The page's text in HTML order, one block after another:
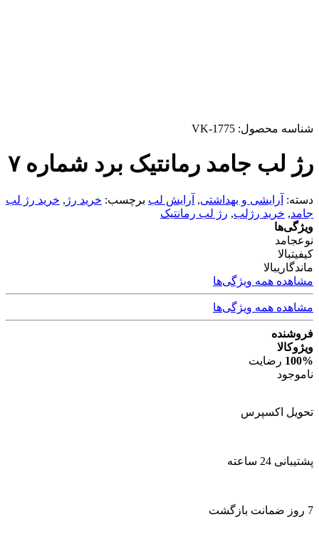
شناسه محصول: VK-1775
رژ لب جامد رمانتیک برد شماره ۷
دسته: آرایشی و بهداشتی, آرایش لب برچسب: خرید رژ , خرید رژ لب
جامد, خرید رژلب, رژ لب رمانتیک
ویژگی‌ها
نوعجامد
کیفیتبالا
ماندگاریبالا
مشاهده همه ویژگی‌ها
مشاهده همه ویژگی‌ها
فروشنده
ویژوکالا
100% رضایت
ناموجود
تحویل اکسپرس
پشتیبانی 24 ساعته
7 روز ضمانت بازگشت